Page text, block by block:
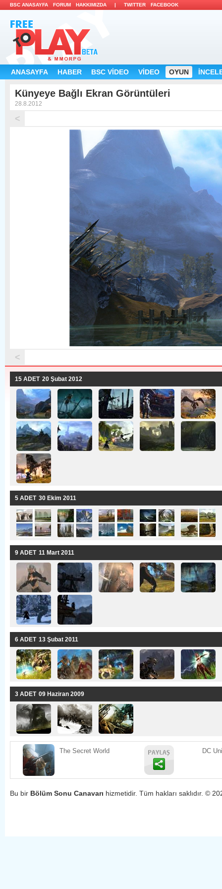
BSC ANASAYFA FORUM HAKKIMIZDA | TWITTER FACEBOOK
ANASAYFA HABER BSC VİDEO VİDEO OYUN
Künyeye Bağlı Ekran Görüntüleri
28.8.2012
<
<
20 Şubat 2012
15 ADET
30 Ekim 2011
5 ADET
11 Mart 2011
9 ADET
13 Şubat 2011
6 ADET
09 Haziran 2009
3 ADET
The Secret World DC
Bu bir Bölüm Sonu Canavarı hizmetidir. Tüm hakları saklıdır. ©